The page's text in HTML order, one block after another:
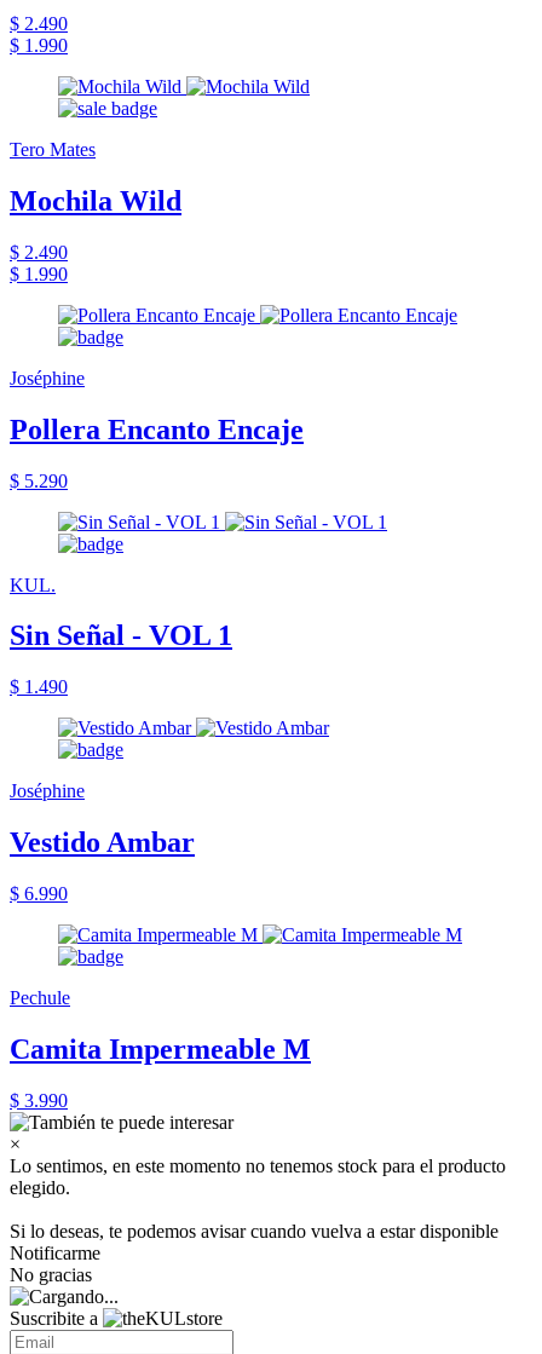
$ 2.490
$ 1.990
Tero Mates
Mochila Wild
$ 2.490
$ 1.990
Joséphine
Pollera Encanto Encaje
$ 5.290
KUL.
Sin Señal - VOL 1
$ 1.490
Joséphine
Vestido Ambar
$ 6.990
Pechule
Camita Impermeable M
$ 3.990
×
Lo sentimos, en este momento no tenemos stock para el producto
elegido.
Si lo deseas, te podemos avisar cuando vuelva a estar disponible
Notificarme
No gracias
Suscribite a